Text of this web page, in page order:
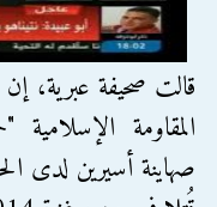
قالت صحيفة عبرية،
المقاومة
صهاينة أسيرين لدى